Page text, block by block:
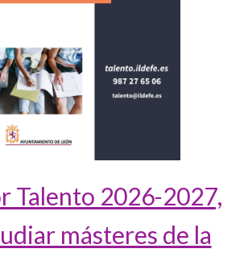
Talento 2026-2027,
másteres de la